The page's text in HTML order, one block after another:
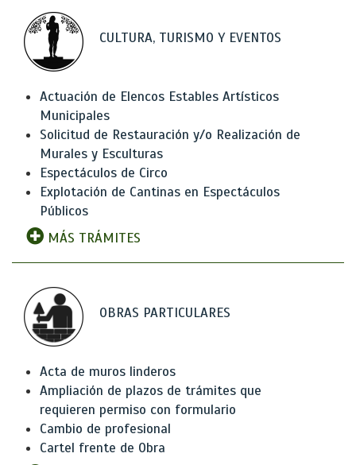
CULTURA, TURISMO Y EVENTOS
Actuación de Elencos Estables Artísticos
Municipales
Solicitud de Restauración y/o Realización de
Murales y Esculturas
Espectáculos de Circo
Explotación de Cantinas en Espectáculos
Públicos
MÁS TRÁMITES
OBRAS PARTICULARES
Acta de muros linderos
Ampliación de plazos de trámites que
requieren permiso con formulario
Cambio de profesional
Cartel frente de Obra